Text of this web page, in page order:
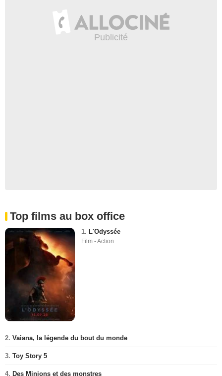
Top films au box office
1. L'Odyssée
Film - Action
2. Vaiana, la légende du bout du monde
3. Toy Story 5
4. Des Minions et des monstres